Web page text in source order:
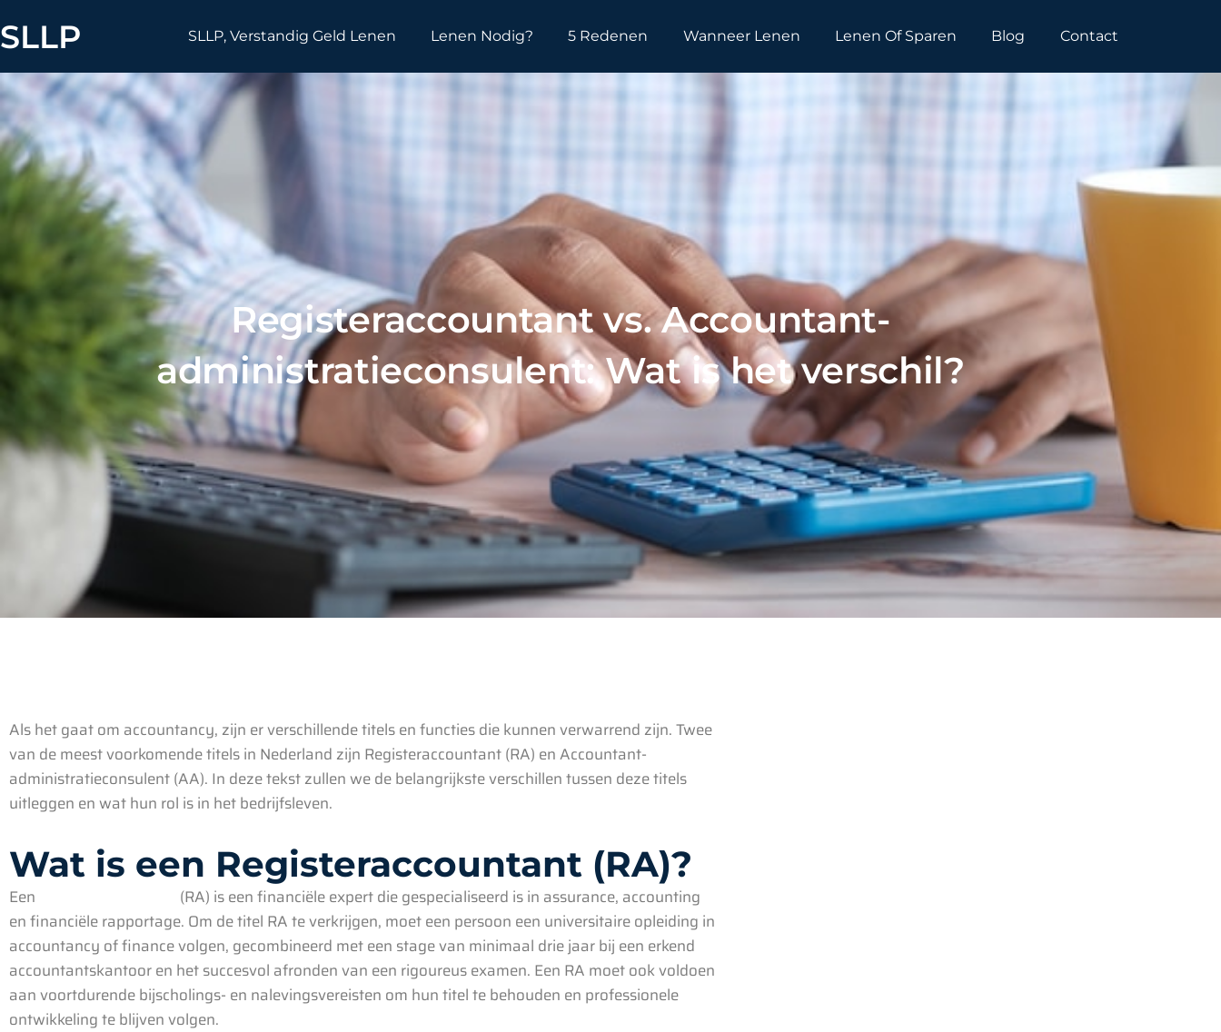
to
SLLP SLLP, Verstandig Geld Lenen Lenen Nodig? 5 Redenen Wanneer Lenen Lenen Of Sparen Blog Contact
Registeraccountant vs. Accountant-
administratieconsulent: Wat is het verschil?
Als het gaat om accountancy, zijn er verschillende titels en functies die kunnen verwarrend zijn. Twee
van de meest voorkomende titels in Nederland zijn Registeraccountant (RA) en Accountant-
administratieconsulent (AA). In deze tekst zullen we de belangrijkste verschillen tussen deze titels
uitleggen en wat hun rol is in het bedrijfsleven.
Wat is een Registeraccountant (RA)?
Een
(RA) is een financiële expert die gespecialiseerd is in assurance, accounting
en financiële rapportage. Om de titel RA te verkrijgen, moet een persoon een universitaire opleiding in
accountancy of finance volgen, gecombineerd met een stage van minimaal drie jaar bij een erkend
accountantskantoor en het succesvol afronden van een rigoureus examen. Een RA moet ook voldoen
aan voortdurende bijscholings- en nalevingsvereisten om hun titel te behouden en professionele
ontwikkeling te blijven volgen.